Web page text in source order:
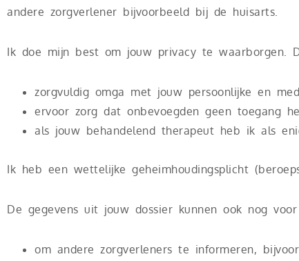
andere zorgverlener bijvoorbeeld bij de huisarts.
Ik doe mijn best om jouw privacy te waarborgen.
zorgvuldig omga met jouw persoonlijke en
ervoor zorg dat onbevoegden geen toegang
als jouw behandelend therapeut heb ik als
Ik heb een wettelijke geheimhoudingsplicht
De gegevens uit jouw dossier kunnen ook nog
om andere zorgverleners te informeren,